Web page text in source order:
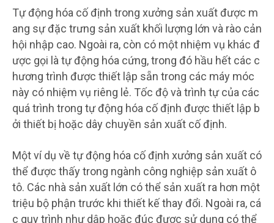
Tự động hóa cố định trong xưởng sản xuất được m
ang sự đặc trưng sản xuất khối lượng lớn và rào cản
hội nhập cao. Ngoài ra, còn có một nhiệm vụ khác đ
ược gọi là tự động hóa cứng, trong đó hầu hết các c
hương trình được thiết lập sẵn trong các máy móc
này có nhiệm vụ riêng lẻ. Tốc độ và trình tự của các
quá trình trong tự động hóa cố định được thiết lập b
ởi thiết bị hoặc dây chuyền sản xuất cố định.
Một ví dụ về tự động hóa cố định xưởng sản xuất có
thể được thấy trong ngành công nghiệp sản xuất ô
tô. Các nhà sản xuất lớn có thể sản xuất ra hơn một
triệu bộ phận trước khi thiết kế thay đổi. Ngoài ra, cá
c quy trình như dập hoặc đúc được sử dụng có thể